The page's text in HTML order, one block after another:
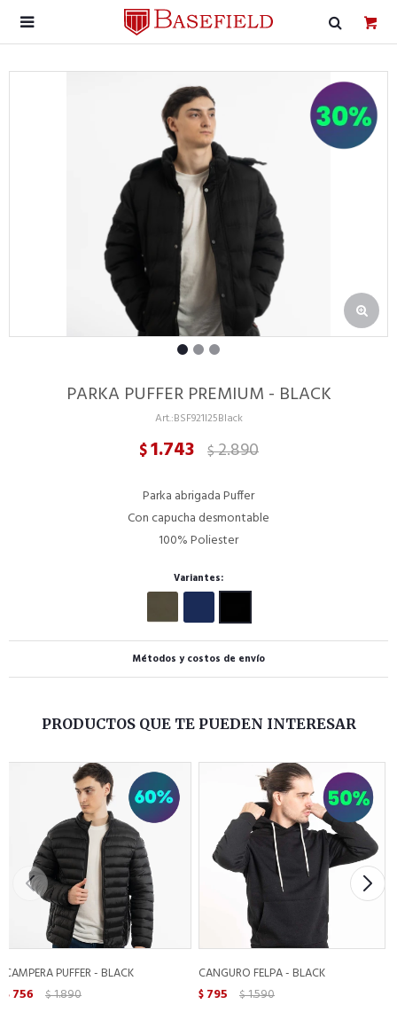

PARKA PUFFER PREMIUM - BLACK
BSF921I25Black
$1.743 $2.890
Parka abrigada Puffer
Con capucha desmontable
100% Poliester
Variantes:
Métodos y costos de envío
PRODUCTOS QUE TE PUEDEN INTERESAR
CAMPERA PUFFER - BLACK
$ 756 $1.890
CANGURO FELPA - BLACK
$ 795 $1.590